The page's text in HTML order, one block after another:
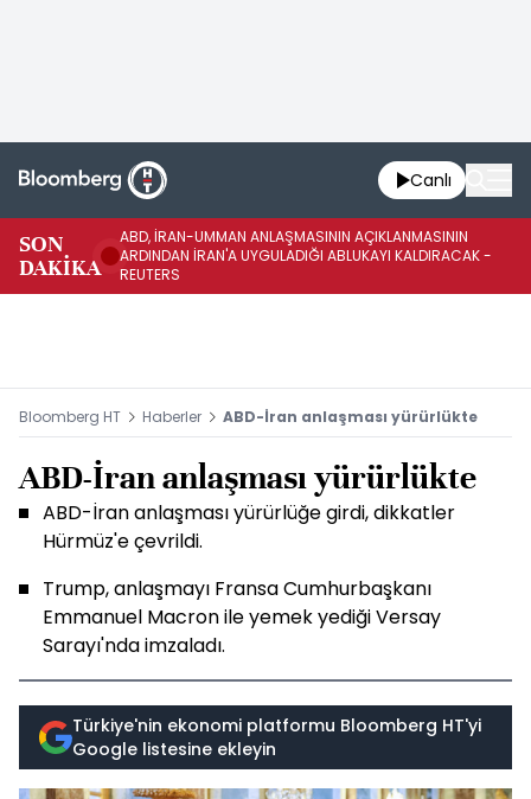
Canlı
SON
DAKİKA
ABD, İRAN-UMMAN ANLAŞMASININ AÇIKLANMASININ
ARDINDAN İRAN'A UYGULADIĞI ABLUKAYI KALDIRACAK -
REUTERS
Bloomberg HT Haberler ABD-İran anlaşması yürürlükte
ABD-İran anlaşması yürürlükte
ABD-İran anlaşması yürürlüğe girdi, dikkatler
Hürmüz'e çevrildi.
Trump, anlaşmayı Fransa Cumhurbaşkanı
Emmanuel Macron ile yemek yediği Versay
Sarayı'nda imzaladı.
Türkiye'nin ekonomi platformu Bloomberg HT'yi
Google listesine ekleyin